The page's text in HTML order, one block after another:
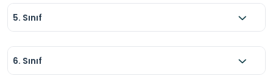
5. Sınıf
6. Sınıf